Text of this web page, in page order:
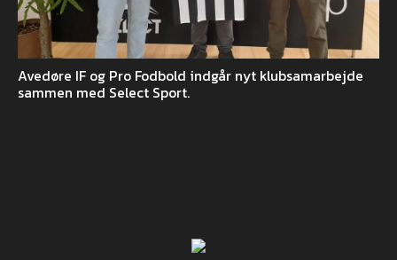
Avedøre IF og Pro Fodbold indgår nyt klubsamarbejde
sammen med Select Sport.